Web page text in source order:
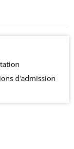
d'admission